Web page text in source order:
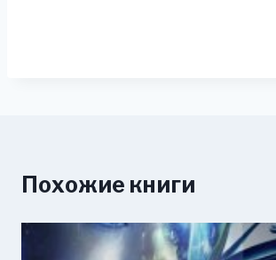
Похожие книги